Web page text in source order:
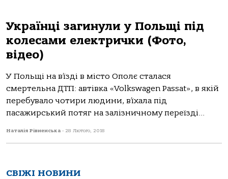
Українці загинули у Польщі під
колесами електрички (Фото,
відео)
У Польщі на в’їзді в місто Ополє сталася
смертельна ДТП: автівка «Volkswagen Passat», в якій
перебувало чотири людини, в’їхала під
пасажирський потяг на залізничному переїзді...
Наталія Рівненська - 28 Лютого, 2018
СВІЖІ НОВИНИ